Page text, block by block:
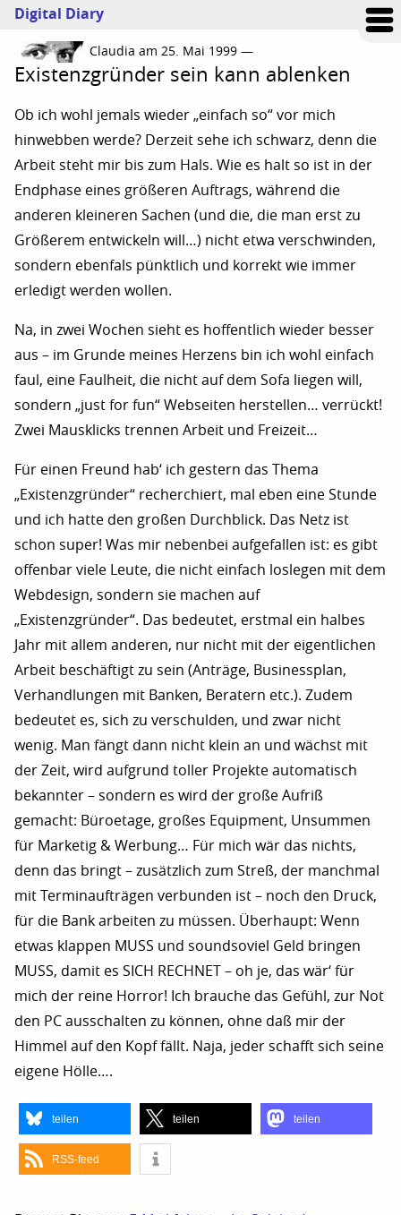
Digital Diary
Claudia am 25. Mai 1999 —
Existenzgründer sein kann ablenken
Ob ich wohl jemals wieder „einfach so“ vor mich
hinwebben werde? Derzeit sehe ich schwarz, denn die
Arbeit steht mir bis zum Hals. Wie es halt so ist in der
Endphase eines größeren Auftrags, während die
anderen kleineren Sachen (und die, die man erst zu
Größerem entwickeln will…) nicht etwa verschwinden,
sondern ebenfals pünktlich und korrekt wie immer
erledigt werden wollen.
Na, in zwei Wochen sieht es hoffentlich wieder besser
aus – im Grunde meines Herzens bin ich wohl einfach
faul, eine Faulheit, die nicht auf dem Sofa liegen will,
sondern „just for fun“ Webseiten herstellen… verrückt!
Zwei Mausklicks trennen Arbeit und Freizeit…
Für einen Freund hab‘ ich gestern das Thema
„Existenzgründer“ recherchiert, mal eben eine Stunde
und ich hatte den großen Durchblick. Das Netz ist
schon super! Was mir nebenbei aufgefallen ist: es gibt
offenbar viele Leute, die nicht einfach loslegen mit dem
Webdesign, sondern sie machen auf
„Existenzgründer“. Das bedeutet, erstmal ein halbes
Jahr mit allem anderen, nur nicht mit der eigentlichen
Arbeit beschäftigt zu sein (Anträge, Businessplan,
Verhandlungen mit Banken, Beratern etc.). Zudem
bedeutet es, sich zu verschulden, und zwar nicht
wenig. Man fängt dann nicht klein an und wächst mit
der Zeit, wird aufgrund toller Projekte automatisch
bekannter – sondern es wird der große Aufriß
gemacht: Büroetage, großes Equipment, Unsummen
für Marketig & Werbung… Für mich wär das nichts,
denn das bringt – zusätzlich zum Streß, der manchmal
mit Terminaufträgen verbunden ist – noch den Druck,
für die Bank arbeiten zu müssen. Überhaupt: Wenn
etwas klappen MUSS und soundsoviel Geld bringen
MUSS, damit es SICH RECHNET – oh je, das wär‘ für
mich der reine Horror! Ich brauche das Gefühl, zur Not
den PC ausschalten zu können, ohne daß mir der
Himmel auf den Kopf fällt. Naja, jeder schafft sich seine
eigene Hölle….
teilen teilen teilen
RSS-feed